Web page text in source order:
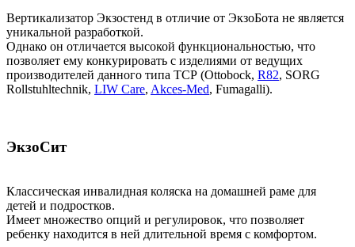
Вертикализатор Экзостенд в отличие от ЭкзоБота не является
уникальной разработкой.
Однако он отличается высокой функциональностью, что
позволяет ему конкурировать с изделиями от ведущих
производителей данного типа ТСР (Ottobock, R82, SORG
Rollstuhltechnik, LIW Care, Akces-Med, Fumagalli).
ЭкзоСит
Классическая инвалидная коляска на домашней раме для
детей и подростков.
Имеет множество опций и регулировок, что позволяет
ребенку находится в ней длительной время с комфортом.